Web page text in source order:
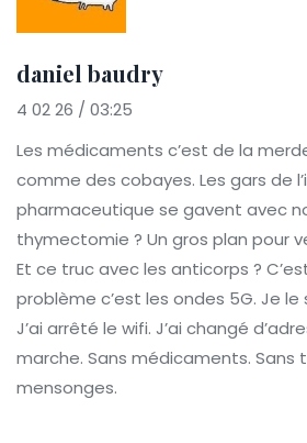
daniel baudry
4 02 26 / 03:25
Les médicaments c’est de la
comme des cobayes. Les gars de
pharmaceutique se gavent avec
thymectomie ? Un gros plan pour
Et ce truc avec les anticorps ?
problème c’est les ondes 5G. Je le
J’ai arrêté le wifi. J’ai changé
marche. Sans médicaments. Sans
mensonges.